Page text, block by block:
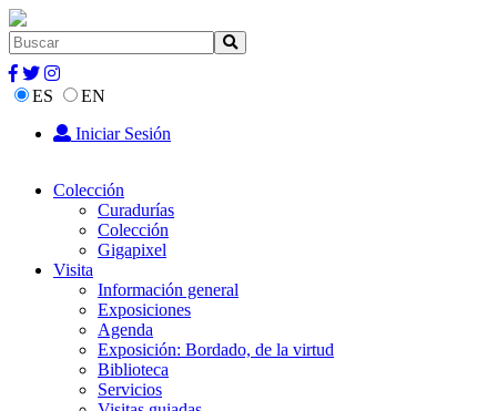
ES
EN
Iniciar Sesión
Colección
Curadurías
Colección
Gigapixel
Visita
Información general
Exposiciones
Agenda
Exposición: Bordado, de la virtud
Biblioteca
Servicios